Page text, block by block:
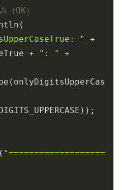
OK）
"
+
+
": " +
"===================